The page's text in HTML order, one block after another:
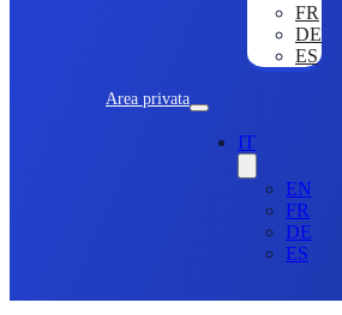
Area privata
FR
DE
ES
IT
EN
FR
DE
ES